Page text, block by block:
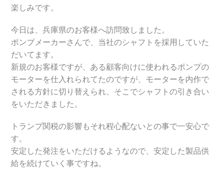
楽しみです。
今日は、兵庫県のお客様へ訪問致しました。
ポンプメーカーさんで、当社のシャフトを採用していた
だいてます。
新規のお客様ですが、ある顧客向けに使われるポンプの
モーターを仕入れられてたのですが、モーターを内作で
される方針に切り替えられ、そこでシャフトの引き合い
をいただきました。
トランプ関税の影響もそれ程心配ないとの事で一安心で
す。
安定した発注をいただけるようなので、安定した製品供
給を続けていく事ですね。